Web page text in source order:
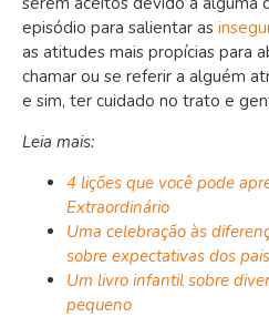
episódio para salientar as
as atitudes mais propícias para
chamar ou se referir a alguém
e sim, ter cuidado no trato e
Leia mais:
4 lições que você pode
Extraordinário
Uma celebração às
sobre expectativas dos
Um livro infantil sobre
pequeno